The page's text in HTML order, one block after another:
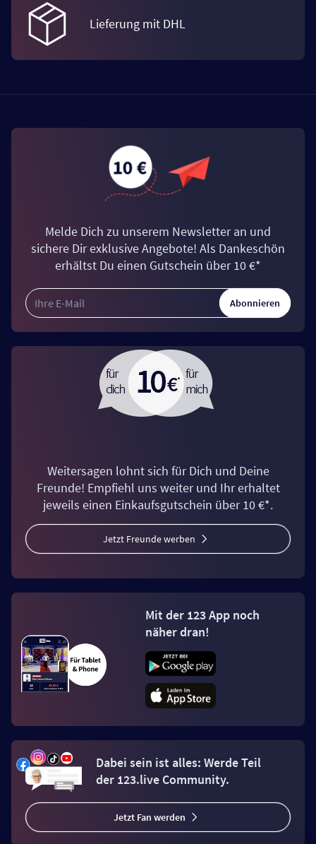
Lieferung mit DHL
Melde Dich zu unserem Newsletter an und
sichere Dir exklusive Angebote! Als Dankeschön
erhältst Du einen Gutschein über 10 €*
Abonnieren
Weitersagen lohnt sich für Dich und Deine
Freunde! Empfiehl uns weiter und Ihr erhaltet
jeweils einen Einkaufsgutschein über 10 €*.
Jetzt Freunde werben
Mit der 123 App noch
näher dran!
Dabei sein ist alles: Werde Teil
der 123.live Community.
Jetzt Fan werden